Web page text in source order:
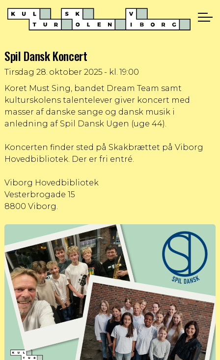
Spil Dansk Koncert
Tirsdag 28. oktober 2025 - kl. 19:00
Koret Must Sing, bandet Dream Team samt
kulturskolens talentelever giver koncert med
masser af danske sange og dansk musik i
anledning af Spil Dansk Ugen (uge 44).
Koncerten finder sted på Skakbrættet på Viborg
Hovedbibliotek. Der er fri entré.
Viborg Hovedbibliotek
Vesterbrogade 15
8800 Viborg.